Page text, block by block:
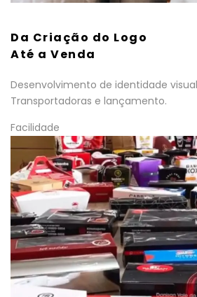
Da Criação do Logo
Até a Venda
Desenvolvimento de identidade
Transportadoras e lançamento.
Facilidade